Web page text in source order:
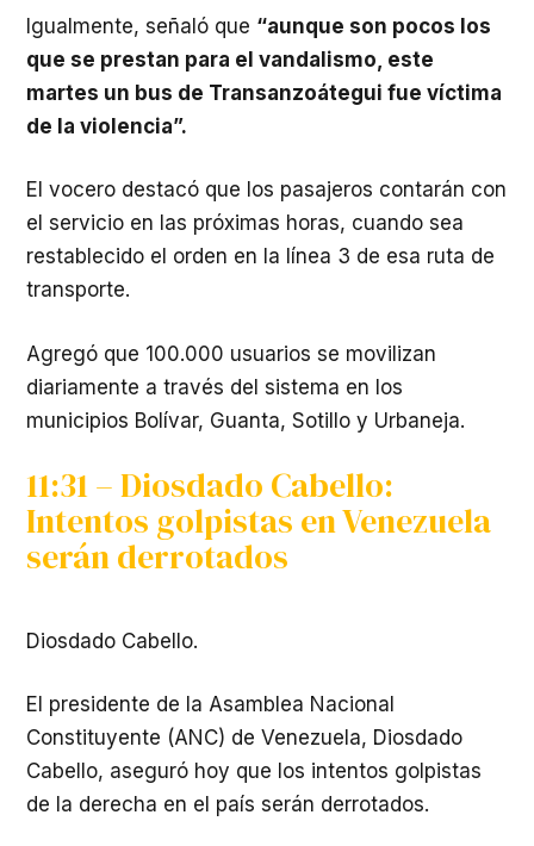
Igualmente, señaló que “aunque son pocos los
que se prestan para el vandalismo, este
martes un bus de Transanzoátegui fue víctima
de la violencia”.
El vocero destacó que los pasajeros contarán con
el servicio en las próximas horas, cuando sea
restablecido el orden en la línea 3 de esa ruta de
transporte.
Agregó que 100.000 usuarios se movilizan
diariamente a través del sistema en los
municipios Bolívar, Guanta, Sotillo y Urbaneja.
11:31 – Diosdado Cabello:
Intentos golpistas en Venezuela
serán derrotados
Diosdado Cabello.
El presidente de la Asamblea Nacional
Constituyente (ANC) de Venezuela, Diosdado
Cabello, aseguró hoy que los intentos golpistas
de la derecha en el país serán derrotados.